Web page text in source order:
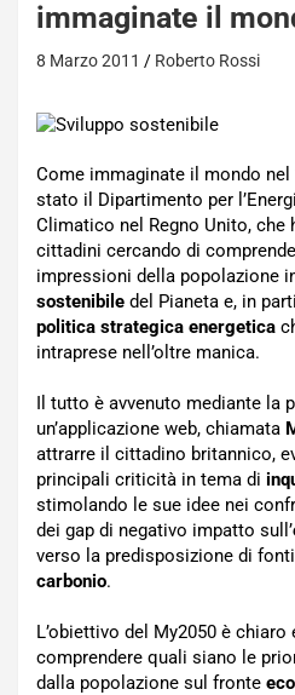
immaginate il
8 Marzo 2011 Roberto Rossi
Come immaginate il mondo nel
stato il Dipartimento per
Climatico nel Regno Unito, che
cittadini cercando di
impressioni della popolazione
sostenibile del Pianeta e, in
politica strategica energetica
intraprese nell’oltre manica.
Il tutto è avvenuto mediante la
un’applicazione web, chiamata
attrarre il cittadino britannico,
principali criticità in tema di
stimolando le sue idee nei
dei gap di negativo impatto sull’
verso la predisposizione di
carbonio.
L’obiettivo del My2050 è
comprendere quali siano le
dalla popolazione sul fronte